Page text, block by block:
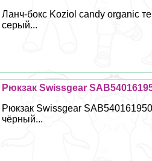
Ланч-бокс Koziol candy organic
серый...
Рюкзак Swissgear
Рюкзак Swissgear
чёрный...